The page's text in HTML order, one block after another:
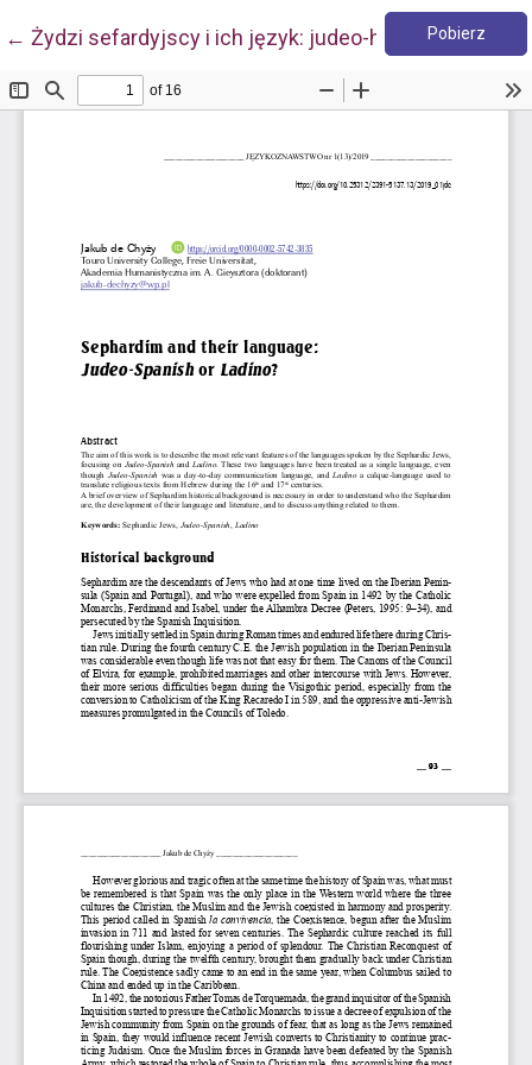
← Wróć do szczegółów artykułu
Żydzi sefardyjscy i ich język: judeo-hiszpański czy
Pobierz